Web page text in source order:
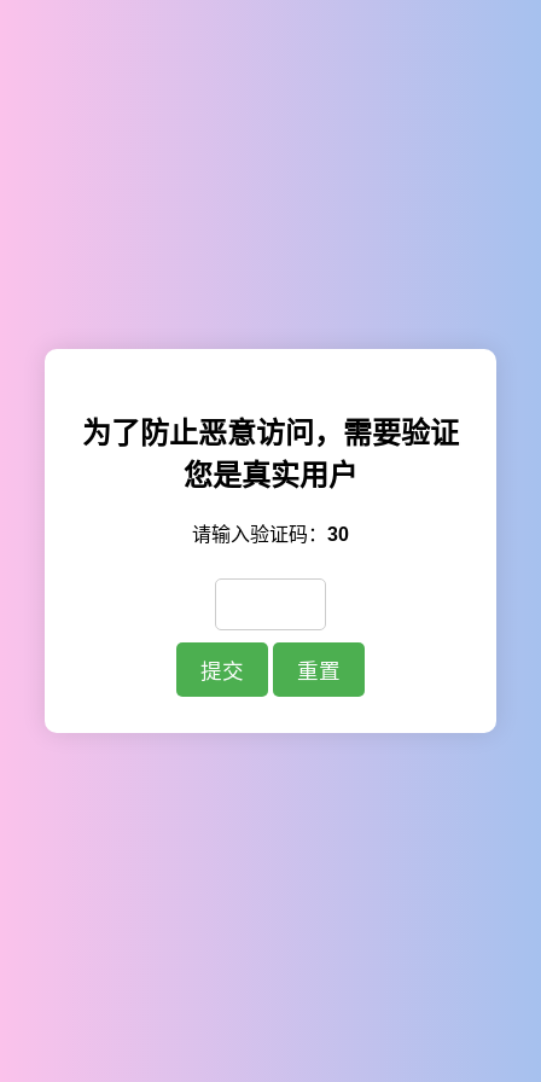
为了防止恶意访问，需要验证
您是真实用户
请输入验证码： 30
提交 重置